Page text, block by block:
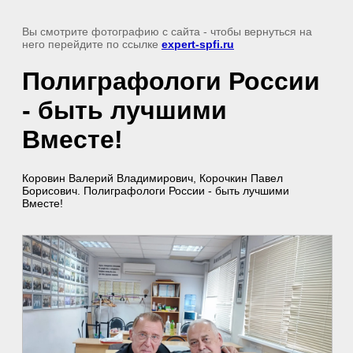
Вы смотрите фотографию с сайта - чтобы вернуться на
него перейдите по ссылке expert-spfi.ru
Полиграфологи России
- быть лучшими
Вместе!
Коровин Валерий Владимирович, Корочкин Павел
Борисович. Полиграфологи России - быть лучшими
Вместе!